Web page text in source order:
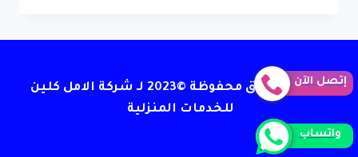
جميع الحقوق محفوظة ©2023 لـ شركة الامل كلين
للخدمات المنزلية
إتصل الآن
واتساب